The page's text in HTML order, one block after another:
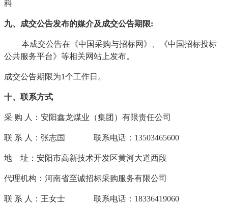
科
九、 成交公告发布的媒介及成交公告期限:
本成交公告在《中国采购与招标网》、《中国招标投标
公共服务平台》 等相关网站上发布。
成交公告期限为1个工作日。
十、联系方式
采 购 人：安阳鑫龙煤业（集团）有限责任公司
联 系 人：张志国 联系电话： 13503465600
地 址：安阳市高新技术开发区黄河大道西段
代理机构：河南省至诚招标采购服务有限公司
联 系 人：王女士 联系电话： 18336419060